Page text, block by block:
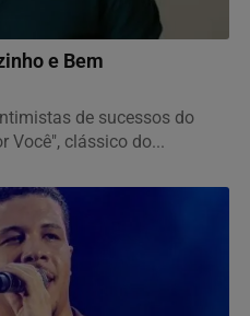
e Bem
de sucessos do
Você", clássico do...